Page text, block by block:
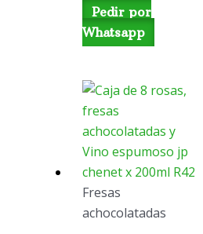
Pedir por
Whatsapp
Fresas
achocolatadas